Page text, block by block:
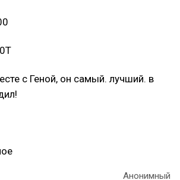
с Геной, он самый. лучший. в
Анонимный